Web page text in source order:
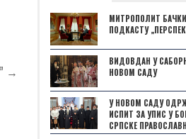
→
МИТРОПОЛИТ
ПОДКАСТУ
ВИДОВДАН У
НОВОМ САДУ
У НОВОМ САДУ
ИСПИТ ЗА УПИС У
СРПСКЕ